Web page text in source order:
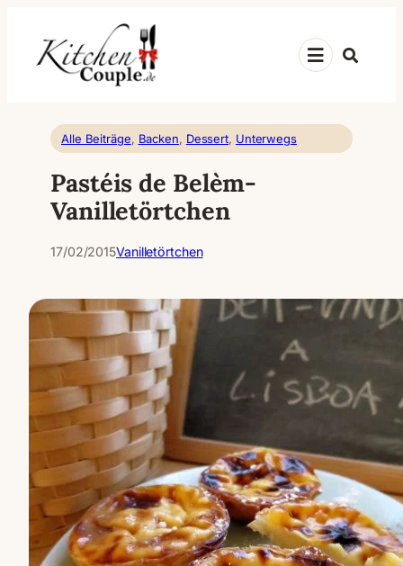
springen
Suche
Alle Beiträge, Backen, Dessert, Unterwegs
Pastéis de Belèm-
Vanilletörtchen
17/02/2015Vanilletörtchen